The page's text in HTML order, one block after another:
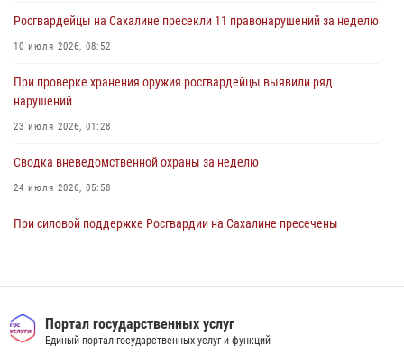
Росгвардейцы на Сахалине пресекли 11 правонарушений за неделю
10 июля 2026, 08:52
При проверке хранения оружия росгвардейцы выявили ряд
нарушений
23 июля 2026, 01:28
Сводка вневедомственной охраны за неделю
24 июля 2026, 05:58
При силовой поддержке Росгвардии на Сахалине пресечены
оружия и 63 патрона
08 июля 2026, 06:41
Портал государственных услуг
Единый портал государственных услуг и функций